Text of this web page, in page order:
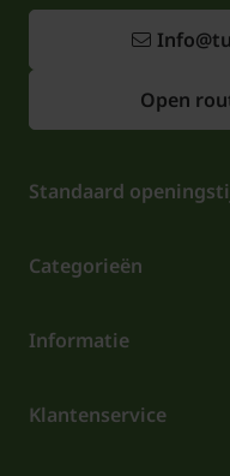
Open
Standaard
Categorieën
Informatie
Klantenservice